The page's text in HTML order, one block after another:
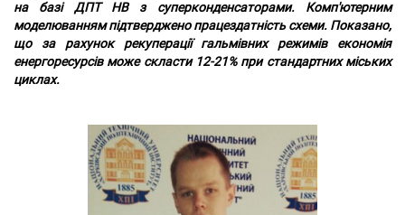
на базі ДПТ НВ з суперконденсаторами. Комп'ютерним
моделюванням підтверджено працездатність схеми. Показано,
що за рахунок рекуперації гальмівних режимів економія
енергоресурсів може скласти 12-21% при стандартних міських
циклах.